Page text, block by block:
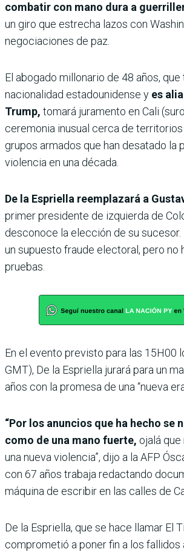
combatir con mano dura a
un giro que estrecha lazos con
negociaciones de paz.
El abogado millonario de 48 años,
nacionalidad estadounidense y es
Trump, tomará juramento en Cali
ceremonia inusual cerca de
grupos armados que han desatado la
violencia en una década.
De la Espriella reemplazará a
primer presidente de izquierda de
desconoce la elección de su
un supuesto fraude electoral, pero no
pruebas.
En el evento previsto para las 15H00
GMT), De la Espriella jurará para un
años con la promesa de una “nueva
“Por los anuncios que ha hecho se
como de una mano fuerte, ojalá que
una nueva violencia”, dijo a la AFP
con 67 años trabaja redactando
máquina de escribir en las calles de
De la Espriella, que se hace llamar El
comprometió a poner fin a los fallidos